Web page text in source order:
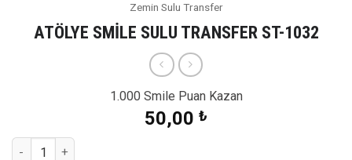
Zemin Sulu Transfer
ATÖLYE SMİLE SULU TRANSFER ST-1032
1.000 Smile Puan Kazan
50,00 ₺
ATÖLYE SMİLE SULU TRANSFER ST-1032 adet